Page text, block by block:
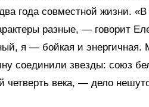
года совместной жизни.
разные, — говорит
я — бойкая и энергичная.
соединили звезды: союз
четверть века, — дело